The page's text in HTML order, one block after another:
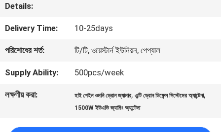
যোগাযোগ
Details:
Delivery Time: 10-25days
পরিশোধের শর্ত: টি/টি, ওয়েস্টার্ন ইউনিয়ন, পেপ্যাল
Supply Ability: 500pcs/week
লক্ষণীয় করা: হাই গেইন ওমনি ড্রোন জ্যামার,এন্টি ড্রোন ডিফেন্স সিস্টেমের অ্যান্টেনা,
1500W ইউএভি জ্যামিং অ্যান্টেনা